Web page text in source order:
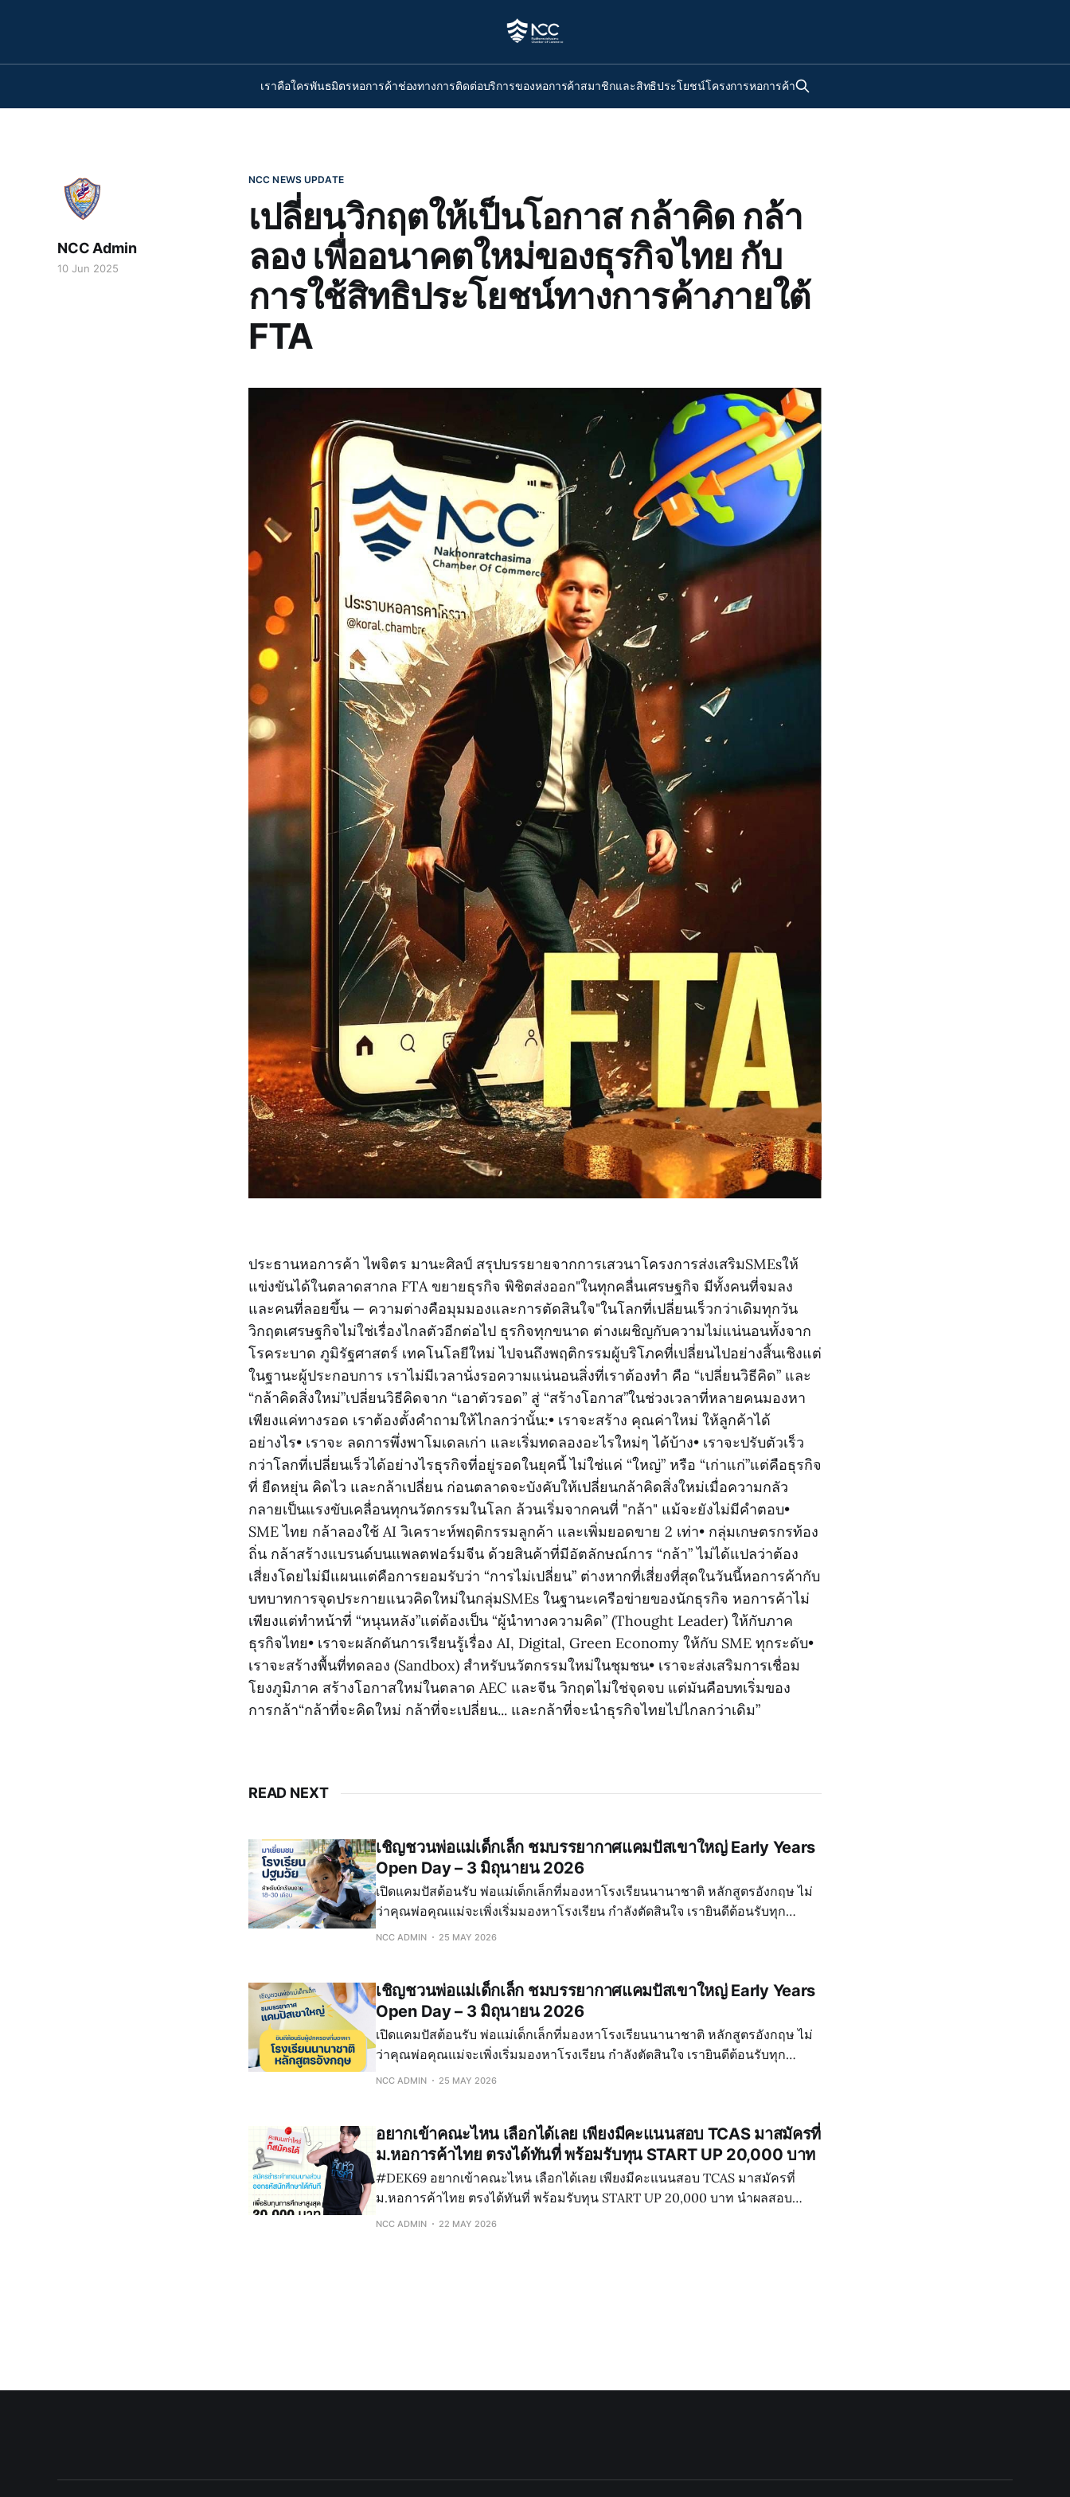
เราคือใครพันธมิตรหอการค้าช่องทางการติดต่อบริการของหอการค้าสมาชิกและสิทธิประโยชน์โครงการหอการค้า
NCC NEWS UPDATE
เปลี่ยนวิกฤตให้เป็นโอกาส กล้าคิด กล้า
ลอง เพื่ออนาคตใหม่ของธุรกิจไทย กับ
การใช้สิทธิประโยชน์ทางการค้าภายใต้
FTA
NCC Admin
10 Jun 2025
ประธานหอการค้า ไพจิตร มานะศิลป์ สรุปบรรยายจากการเสวนาโครงการส่งเสริมSMEsให้
แข่งขันได้ในตลาดสากล FTA ขยายธุรกิจ พิชิตส่งออก"ในทุกคลื่นเศรษฐกิจ มีทั้งคนที่จมลง
และคนที่ลอยขึ้น — ความต่างคือมุมมองและการตัดสินใจ"ในโลกที่เปลี่ยนเร็วกว่าเดิมทุกวัน
วิกฤตเศรษฐกิจไม่ใช่เรื่องไกลตัวอีกต่อไป ธุรกิจทุกขนาด ต่างเผชิญกับความไม่แน่นอนทั้งจาก
โรคระบาด ภูมิรัฐศาสตร์ เทคโนโลยีใหม่ ไปจนถึงพฤติกรรมผู้บริโภคที่เปลี่ยนไปอย่างสิ้นเชิงแต่
ในฐานะผู้ประกอบการ เราไม่มีเวลานั่งรอความแน่นอนสิ่งที่เราต้องทำ คือ “เปลี่ยนวิธีคิด” และ
“กล้าคิดสิ่งใหม่”เปลี่ยนวิธีคิดจาก “เอาตัวรอด” สู่ “สร้างโอกาส”ในช่วงเวลาที่หลายคนมองหา
เพียงแค่ทางรอด เราต้องตั้งคำถามให้ไกลกว่านั้น:• เราจะสร้าง คุณค่าใหม่ ให้ลูกค้าได้
อย่างไร• เราจะ ลดการพึ่งพาโมเดลเก่า และเริ่มทดลองอะไรใหม่ๆ ได้บ้าง• เราจะปรับตัวเร็ว
กว่าโลกที่เปลี่ยนเร็วได้อย่างไรธุรกิจที่อยู่รอดในยุคนี้ ไม่ใช่แค่ “ใหญ่” หรือ “เก่าแก่”แต่คือธุรกิจ
ที่ ยืดหยุ่น คิดไว และกล้าเปลี่ยน ก่อนตลาดจะบังคับให้เปลี่ยนกล้าคิดสิ่งใหม่เมื่อความกลัว
กลายเป็นแรงขับเคลื่อนทุกนวัตกรรมในโลก ล้วนเริ่มจากคนที่ "กล้า" แม้จะยังไม่มีคำตอบ•
SME ไทย กล้าลองใช้ AI วิเคราะห์พฤติกรรมลูกค้า และเพิ่มยอดขาย 2 เท่า• กลุ่มเกษตรกรท้อง
ถิ่น กล้าสร้างแบรนด์บนแพลตฟอร์มจีน ด้วยสินค้าที่มีอัตลักษณ์การ “กล้า” ไม่ได้แปลว่าต้อง
เสี่ยงโดยไม่มีแผนแต่คือการยอมรับว่า “การไม่เปลี่ยน” ต่างหากที่เสี่ยงที่สุดในวันนี้หอการค้ากับ
บทบาทการจุดประกายแนวคิดใหม่ในกลุ่มSMEs ในฐานะเครือข่ายของนักธุรกิจ หอการค้าไม่
เพียงแต่ทำหน้าที่ “หนุนหลัง”แต่ต้องเป็น “ผู้นำทางความคิด” (Thought Leader) ให้กับภาค
ธุรกิจไทย• เราจะผลักดันการเรียนรู้เรื่อง AI, Digital, Green Economy ให้กับ SME ทุกระดับ•
เราจะสร้างพื้นที่ทดลอง (Sandbox) สำหรับนวัตกรรมใหม่ในชุมชน• เราจะส่งเสริมการเชื่อม
โยงภูมิภาค สร้างโอกาสใหม่ในตลาด AEC และจีน วิกฤตไม่ใช่จุดจบ แต่มันคือบทเริ่มของ
การกล้า“กล้าที่จะคิดใหม่ กล้าที่จะเปลี่ยน... และกล้าที่จะนำธุรกิจไทยไปไกลกว่าเดิม”
READ NEXT
เชิญชวนพ่อแม่เด็กเล็ก ชมบรรยากาศแคมปัสเขาใหญ่ Early Years
Open Day – 3 มิถุนายน 2026
เปิดแคมปัสต้อนรับ พ่อแม่เด็กเล็กที่มองหาโรงเรียนนานาชาติ หลักสูตรอังกฤษ ไม่
ว่าคุณพ่อคุณแม่จะเพิ่งเริ่มมองหาโรงเรียน กำลังตัดสินใจ เรายินดีต้อนรับทุก
ครอบครัวอย่างอบอุ่น . ที่ St. Stephen’s International School Khao Yai มาร่วม
NCC ADMIN 25 MAY 2026
เชิญชวนพ่อแม่เด็กเล็ก ชมบรรยากาศแคมปัสเขาใหญ่ Early Years
Open Day – 3 มิถุนายน 2026
เปิดแคมปัสต้อนรับ พ่อแม่เด็กเล็กที่มองหาโรงเรียนนานาชาติ หลักสูตรอังกฤษ ไม่
ว่าคุณพ่อคุณแม่จะเพิ่งเริ่มมองหาโรงเรียน กำลังตัดสินใจ เรายินดีต้อนรับทุก
ครอบครัวอย่างอบอุ่น . ที่ St. Stephen’s International School Khao Yai มาร่วม
NCC ADMIN 25 MAY 2026
อยากเข้าคณะไหน เลือกได้เลย เพียงมีคะแนนสอบ TCAS มาสมัครที่
ม.หอการค้าไทย ตรงได้ทันที่ พร้อมรับทุน START UP 20,000 บาท
#DEK69 อยากเข้าคณะไหน เลือกได้เลย เพียงมีคะแนนสอบ TCAS มาสมัครที่
ม.หอการค้าไทย ตรงได้ทันที่ พร้อมรับทุน START UP 20,000 บาท นำผลสอบ
TGAT / TPAT / A-LEVEL คะแนนเท่าไรก็ได้ มายื่น ณ ตอนที่สมัคร สมัครเรียน
NCC ADMIN 22 MAY 2026